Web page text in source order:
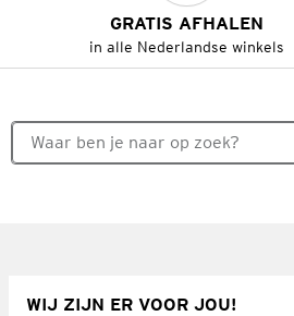
GRATIS AFHALEN
in alle Nederlandse winkels
WIJ ZIJN ER VOOR JOU!